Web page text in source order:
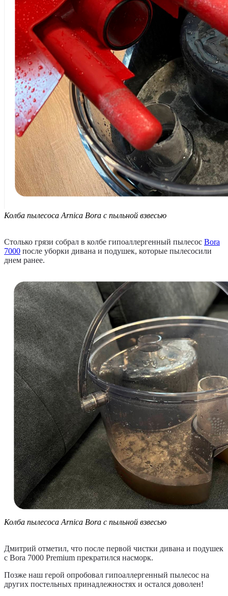
Колба пылесоса Arnica Bora с пыльной взвесью
Столько грязи собрал в колбе гипоаллергенный пылесос Bora
7000 после уборки дивана и подушек, которые пылесосили
днем ранее.
Колба пылесоса Arnica Bora с пыльной взвесью
Дмитрий отметил, что после первой чистки дивана и подушек
с Bora 7000 Premium прекратился насморк.
Позже наш герой опробовал гипоаллергенный пылесос на
других постельных принадлежностях и остался доволен!